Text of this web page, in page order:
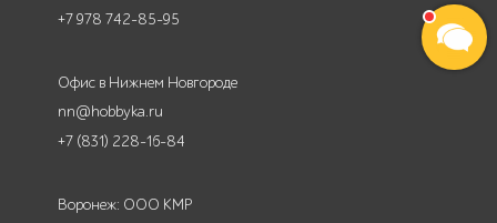
+7 978 742-85-95
Офис в Нижнем Новгороде
nn@hobbyka.ru
+7 (831) 228-16-84
Воронеж: ООО КМР